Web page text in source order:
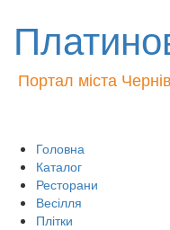
Портал міста
Головна
Каталог
Ресторани
Весілля
Плітки